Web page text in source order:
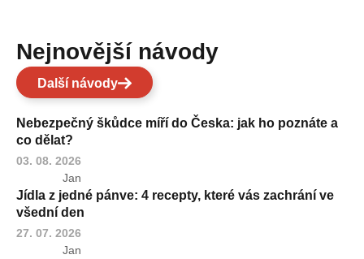
Nejnovější návody
Další návody
Nebezpečný škůdce míří do Česka: jak ho poznáte a
co dělat?
03. 08. 2026
Jan
Jídla z jedné pánve: 4 recepty, které vás zachrání ve
všední den
27. 07. 2026
Jan